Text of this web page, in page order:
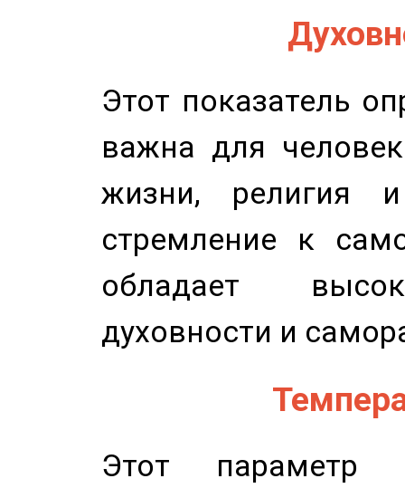
Этот показатель
важна для
жизни, религия
стремление к
обладает
духовности и
Этот параметр